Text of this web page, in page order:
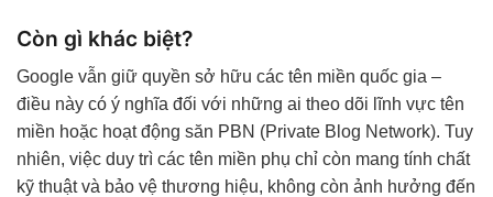
Còn gì khác biệt?
Google vẫn giữ quyền sở hữu các tên miền quốc gia –
điều này có ý nghĩa đối với những ai theo dõi lĩnh vực tên
miền hoặc hoạt động săn PBN (Private Blog Network). Tuy
nhiên, việc duy trì các tên miền phụ chỉ còn mang tính chất
kỹ thuật và bảo vệ thương hiệu, không còn ảnh hưởng đến